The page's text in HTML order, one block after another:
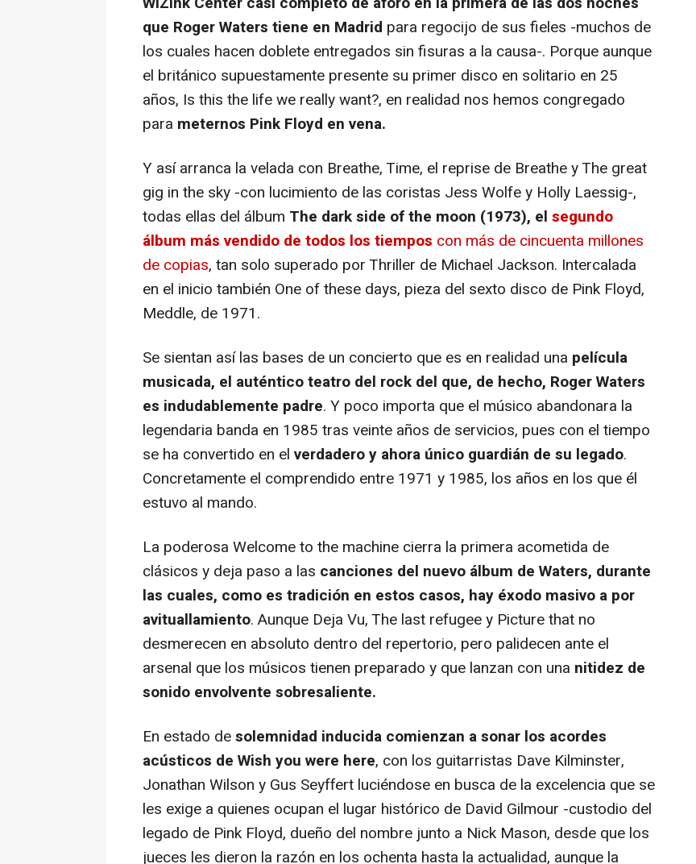
que Roger Waters tiene en Madrid para regocijo de sus fieles -muchos de
los cuales hacen doblete entregados sin fisuras a la causa-. Porque aunque
el británico supuestamente presente su primer disco en solitario en 25
años, Is this the life we really want?, en realidad nos hemos congregado
para meternos Pink Floyd en vena.
Y así arranca la velada con Breathe, Time, el reprise de Breathe y The great
gig in the sky -con lucimiento de las coristas Jess Wolfe y Holly Laessig-,
todas ellas del álbum The dark side of the moon (1973), el segundo
álbum más vendido de todos los tiempos con más de cincuenta millones
de copias, tan solo superado por Thriller de Michael Jackson. Intercalada
en el inicio también One of these days, pieza del sexto disco de Pink Floyd,
Meddle, de 1971.
Se sientan así las bases de un concierto que es en realidad una película
musicada, el auténtico teatro del rock del que, de hecho, Roger Waters
es indudablemente padre. Y poco importa que el músico abandonara la
legendaria banda en 1985 tras veinte años de servicios, pues con el tiempo
se ha convertido en el verdadero y ahora único guardián de su legado.
Concretamente el comprendido entre 1971 y 1985, los años en los que él
estuvo al mando.
La poderosa Welcome to the machine cierra la primera acometida de
clásicos y deja paso a las canciones del nuevo álbum de Waters, durante
las cuales, como es tradición en estos casos, hay éxodo masivo a por
avituallamiento. Aunque Deja Vu, The last refugee y Picture that no
desmerecen en absoluto dentro del repertorio, pero palidecen ante el
arsenal que los músicos tienen preparado y que lanzan con una nitidez de
sonido envolvente sobresaliente.
En estado desolemnidad inducida comienzan a sonar los acordes
acústicos de Wish you were here, con los guitarristas Dave Kilminster,
Jonathan Wilson y Gus Seyffert luciéndose en busca de la excelencia que se
les exige a quienes ocupan el lugar histórico de David Gilmour -custodio del
legado de Pink Floyd, dueño del nombre junto a Nick Mason, desde que los
jueces les dieron la razón en los ochenta hasta la actualidad, aunque la